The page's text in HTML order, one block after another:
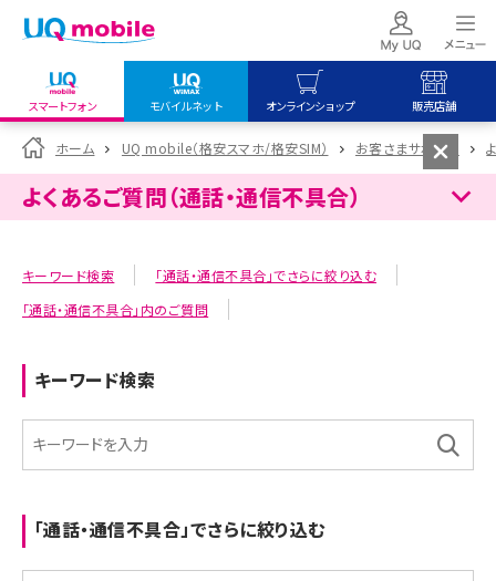
スマートフォン モバイルネット オンラインショップ 販売店舗
my UQ WiMAX
UQ WiMAX ご契約の方
My UQ mobile
UQ mobile
データチャージサイト
UQ mobile
オンラインショップ
UQ WiMAX
UQ mobile
販売店舗
UQ WiMAX
ホーム UQ mobile（格安スマホ/格安SIM） お客さまサポート
よくあるご質問（通話・通信不具合）
キーワード検索
「通話・通信不具合」でさらに絞り込む
「通話・通信不具合」内のご質問
キーワード検索
「通話・通信不具合」でさらに絞り込む